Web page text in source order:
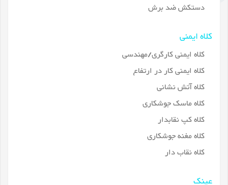
دستکش ضد برش
کلاه ایمنی
کلاه ایمنی کارگری/مهندسی
کلاه ایمنی کار در ارتفاع
کلاه آتش نشانی
کلاه ماسک جوشکاری
کلاه کپ نقابدار
کلاه مغنه جوشکاری
کلاه نقاب دار
عینک